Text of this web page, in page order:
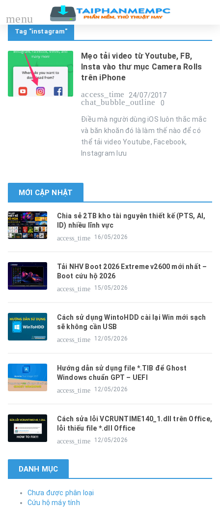
Tag "instagram"
Mẹo tải video từ Youtube, FB,
Insta vào thư mục Camera Rolls
trên iPhone
access_time
24/07/2017
chat_bubble_outline 0
Điều mà người dùng iOS luôn thắc mắc
và băn khoăn đó là làm thế nào để có
thể tải video Youtube, Facebook,
Instagram lưu
MỚI CẬP NHẬT
Chia sẻ 2TB kho tài nguyên thiết kế (PTS, AI,
ID) nhiều lĩnh vực
access_time
16/05/2026
Tải NHV Boot 2026 Extreme v2600 mới nhất –
Boot cứu hộ 2026
access_time
15/05/2026
Cách sử dụng WintoHDD cài lại Win mới sạch
sẽ không cần USB
access_time
12/05/2026
Hướng dẫn sử dụng file *.TIB để Ghost
Windows chuẩn GPT – UEFI
access_time
12/05/2026
Cách sửa lỗi VCRUNTIME140_1.dll trên Office,
lỗi thiếu file *.dll Office
access_time
12/05/2026
DANH MỤC
Chưa được phân loại
Cứu hộ máy tính
menu